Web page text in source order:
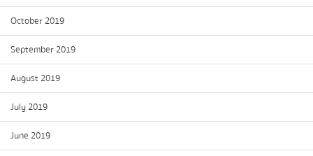
October 2019
September 2019
August 2019
July 2019
June 2019